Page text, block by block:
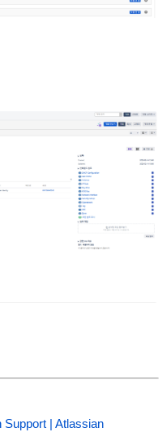
Support | Atlassian